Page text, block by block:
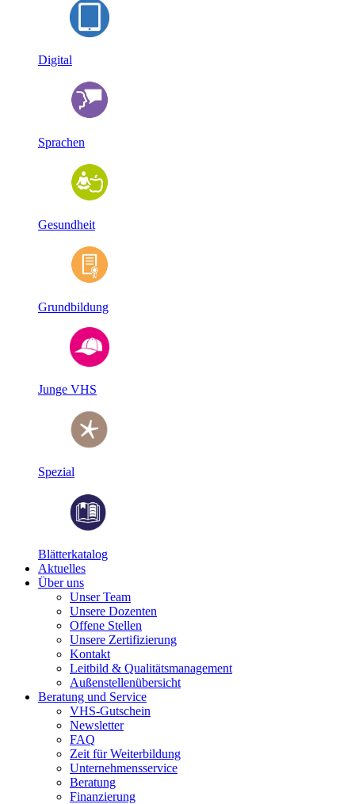
Digital
Sprachen
Gesundheit
Grundbildung
Junge VHS
Spezial
Blätterkatalog
Aktuelles
Über uns
Unser Team
Unsere Dozenten
Offene Stellen
Unsere Zertifizierung
Kontakt
Leitbild & Qualitätsmanagement
Außenstellenübersicht
Beratung und Service
VHS-Gutschein
Newsletter
FAQ
Zeit für Weiterbildung
Unternehmensservice
Beratung
Finanzierung